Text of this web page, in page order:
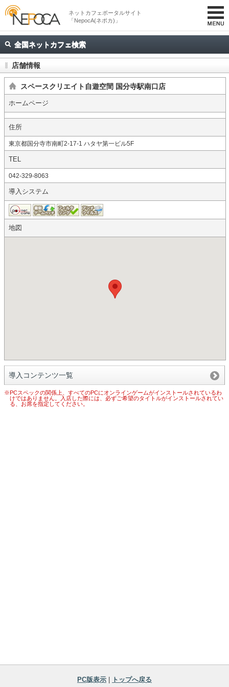
ネットカフェポータルサイト
「NepocA(ネポカ)」
全国ネットカフェ検索
店舗情報
スペースクリエイト自遊空間 国分寺駅南口店
ホームページ
住所
東京都国分寺市南町2-17-1 ハタヤ第一ビル5F
TEL
042-329-8063
導入システム
地図
導入コンテンツ一覧
※PCスペックの関係上、すべてのPCにオンラインゲームがインストールされているわ
けではありません。入店した際には、必ずご希望のタイトルがインストールされてい
る、お席を指定してください。
PC版表示 トップへ戻る